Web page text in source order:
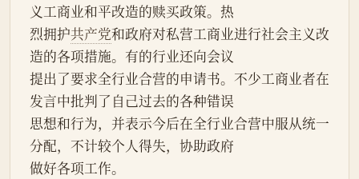
义工商业和平改造的赎买政策。热
烈拥护共产党和政府对私营工商业进行社会主义改
造的各项措施。有的行业还向会议
提出了要求全行业合营的申请书。不少工商业者在
发言中批判了自己过去的各种错误
思想和行为，并表示今后在全行业合营中服从统一
分配，不计较个人得失，协助政府
做好各项工作。